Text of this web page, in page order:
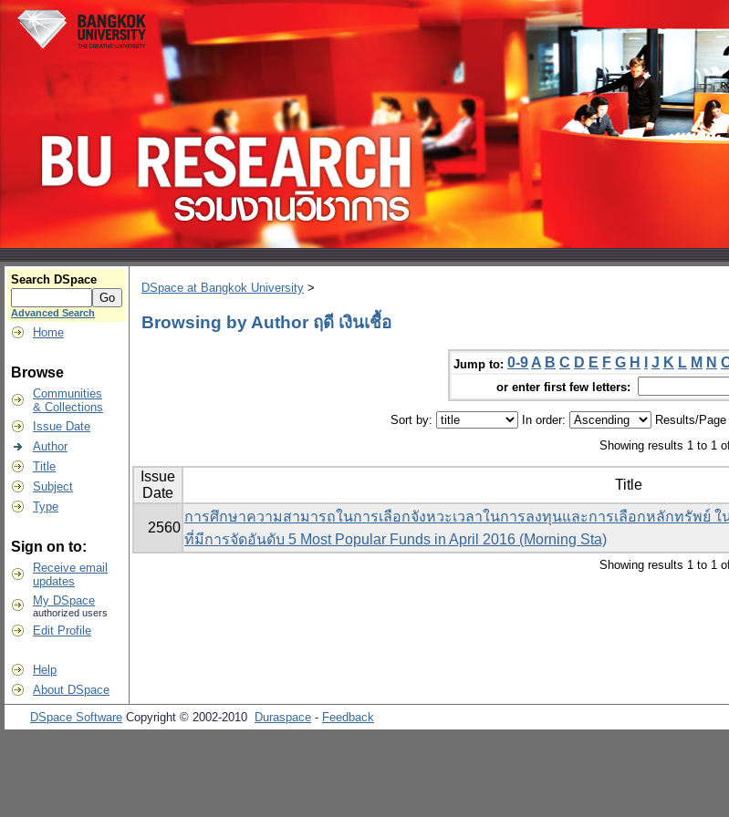
Search DSpace
Advanced Search
Home
Browse
Communities
& Collections
Issue Date
Author
Title
Subject
Type
Sign on to:
Receive email
updates
My DSpace
authorized users
Edit Profile
Help
About DSpace
DSpace at Bangkok University >
Browsing by Author ฤดี เงินเชื้อ
Jump to: 0-9 A B C D E F G H J K L M N
or enter first few letters:
Sort by: In order: Results/Page
Showing results 1 to 1
Issue
Date
Title
2560
การศึกษาความสามารถในการเลือกจังหวะเวลาในการลงทุนและการเลือกหลักทรัพย์
ที่มีการจัดอันดับ 5 Most Popular Funds in April 2016 (Morning Sta)
Showing results 1 to 1
DSpace Software Copyright © 2002-2010 Duraspace - Feedback